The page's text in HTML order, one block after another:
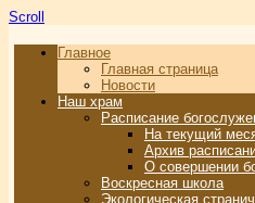
Scroll
Главное
Главная страница
Новости
Наш храм
Расписание
На текущий
Архив
О совершении
Воскресная школа
Экологическая